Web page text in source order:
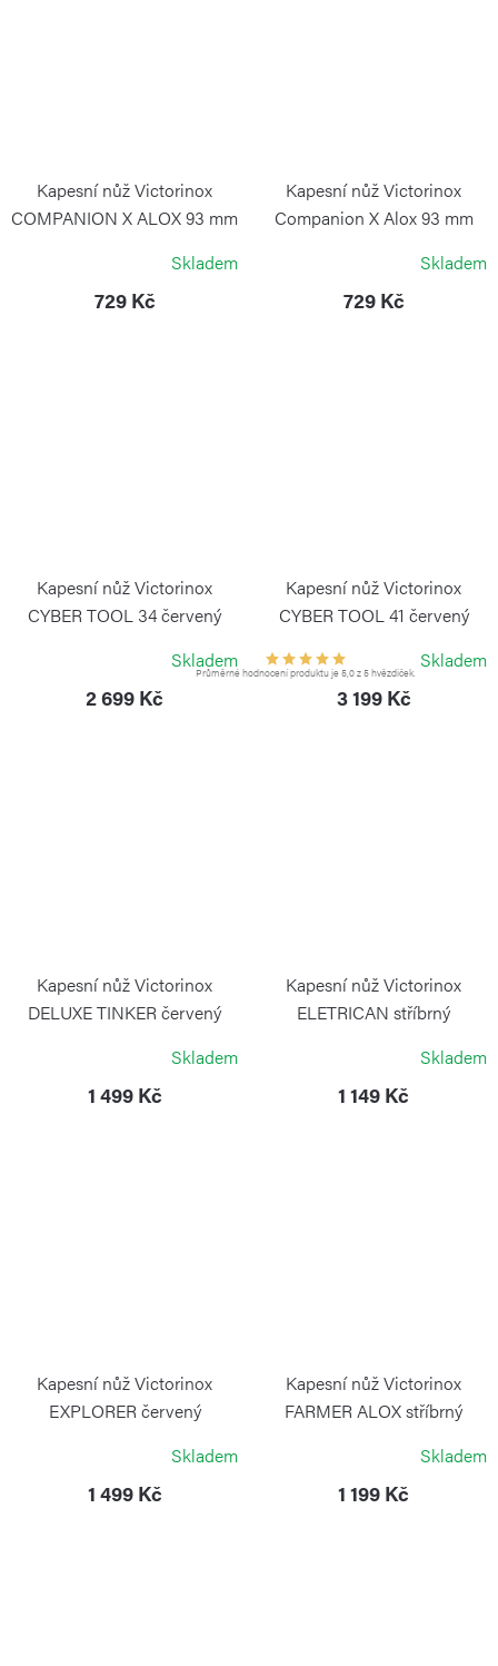
Kapesní nůž Victorinox
COMPANION X ALOX 93 mm
Skladem
729 Kč
Kapesní nůž Victorinox
Companion X Alox 93 mm
Skladem
729 Kč
Kapesní nůž Victorinox
CYBER TOOL 34 červený
Skladem
2 699 Kč
Kapesní nůž Victorinox
CYBER TOOL 41 červený
VICTORINOX
Průměrné hodnocení produktu je 5,0 z 5 hvězdiček.
Skladem
3 199 Kč
Kapesní nůž Victorinox
DELUXE TINKER červený
Skladem
1 499 Kč
Kapesní nůž Victorinox
ELETRICAN stříbrný
Skladem
1 149 Kč
Kapesní nůž Victorinox
EXPLORER červený
Skladem
1 499 Kč
Kapesní nůž Victorinox
FARMER ALOX stříbrný
Skladem
1 199 Kč